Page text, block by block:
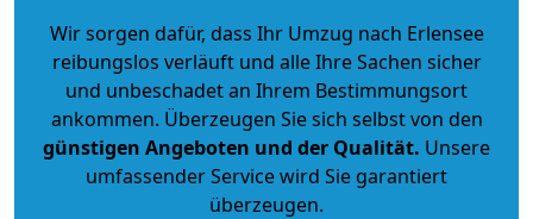
Wir sorgen dafür, dass Ihr Umzug nach Erlensee
reibungslos verläuft und alle Ihre Sachen sicher
und unbeschadet an Ihrem Bestimmungsort
ankommen. Überzeugen Sie sich selbst von den
günstigen Angeboten und der Qualität. Unsere
umfassender Service wird Sie garantiert
überzeugen.